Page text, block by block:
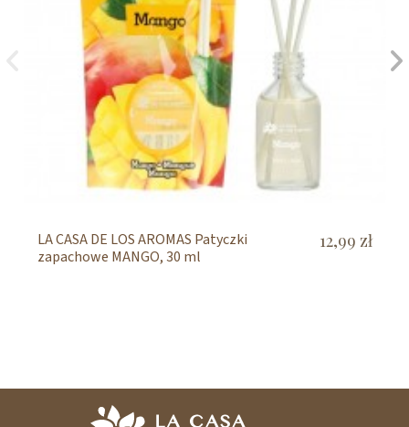
LA CASA DE LOS AROMAS Patyczki
zapachowe MANGO, 30 ml
12,99 zł